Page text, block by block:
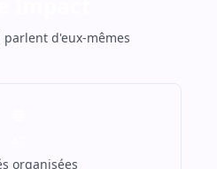
d'eux-mêmes
organisées